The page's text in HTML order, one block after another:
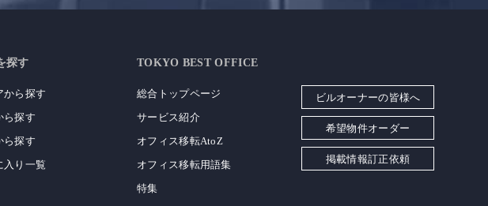
探す
から探す
ら探す
ら探す
入り一覧
TOKYO BEST OFFICE
総合トップページ
サービス紹介
オフィス移転AtoZ
オフィス移転用語集
特集
ビルオーナーの皆様へ
希望物件オーダー
掲載情報訂正依頼